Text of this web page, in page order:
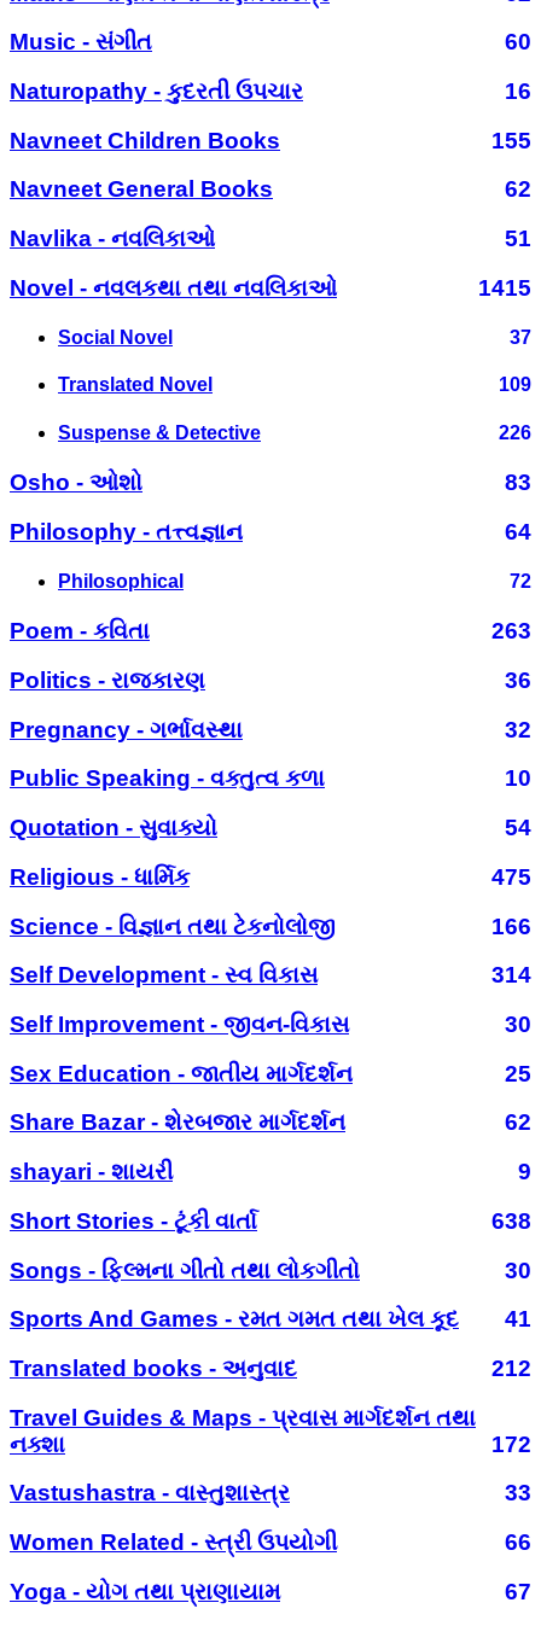
Music - સંગીત
60
Naturopathy - કુદરતી ઉપચાર
16
Navneet Children Books
155
Navneet General Books
62
Navlika - નવલિકાઓ
51
Novel - નવલકથા તથા નવલિકાઓ
1415
Social Novel 37
Translated Novel 109
Suspense & Detective 226
Osho - ઓશો
83
Philosophy - તત્ત્વજ્ઞાન
64
Philosophical 72
Poem - કવિતા
263
Politics - રાજકારણ
36
Pregnancy - ગર્ભાવસ્થા
32
Public Speaking - વક્તુત્વ કળા
10
Quotation - સુવાક્યો
54
Religious - ધાર્મિક
475
Science - વિજ્ઞાન તથા ટેકનોલોજી
166
Self Development - સ્વ વિકાસ
314
Self Improvement - જીવન-વિકાસ
30
Sex Education - જાતીય માર્ગદર્શન
25
Share Bazar - શેરબજાર માર્ગદર્શન
62
shayari - શાયરી
9
Short Stories - ટૂંકી વાર્તા
638
Songs - ફિલ્મના ગીતો તથા લોકગીતો
30
Sports And Games - રમત ગમત તથા ખેલ કૂદ
41
Translated books - અનુવાદ
212
Travel Guides & Maps - પ્રવાસ માર્ગદર્શન તથા
નક્શા
172
Vastushastra - વાસ્તુશાસ્ત્ર
33
Women Related - સ્ત્રી ઉપયોગી
66
Yoga - યોગ તથા પ્રાણાયામ
67